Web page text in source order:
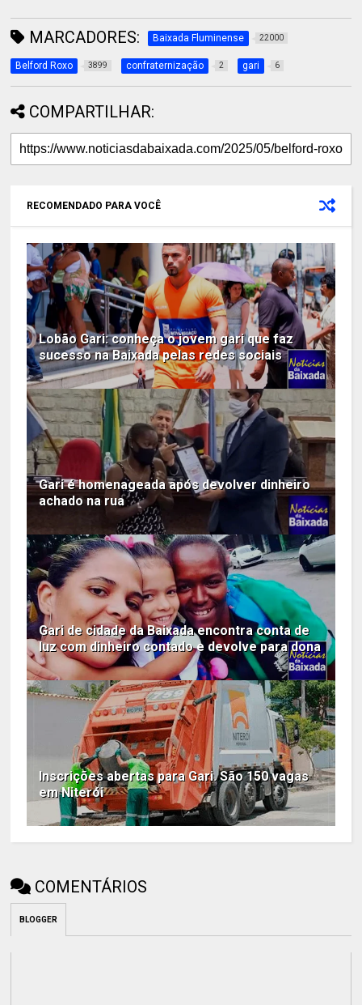
MARCADORES: Baixada Fluminense 22000
Belford Roxo 3899 confraternização 2 gari 6
COMPARTILHAR:
RECOMENDADO PARA VOCÊ
Lobão Gari: conheça o jovem gari que faz
sucesso na Baixada pelas redes sociais
Gari é homenageada após devolver dinheiro
achado na rua
Gari de cidade da Baixada encontra conta de
luz com dinheiro contado e devolve para dona
Inscrições abertas para Gari. São 150 vagas
em Niterói
COMENTÁRIOS
BLOGGER